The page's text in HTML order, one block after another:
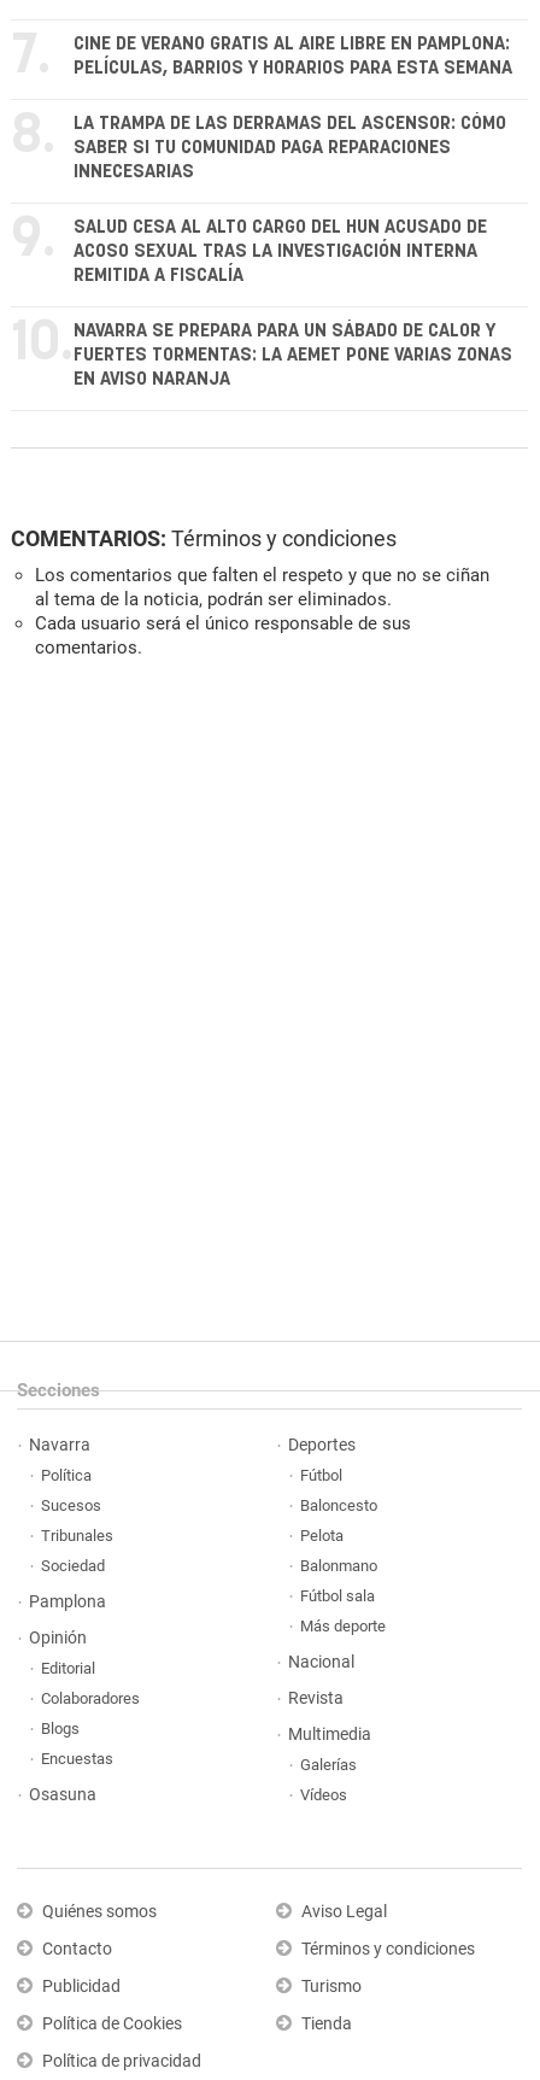
7.
CINE DE VERANO GRATIS AL AIRE LIBRE EN PAMPLONA:
PELÍCULAS, BARRIOS Y HORARIOS PARA ESTA SEMANA
8.
LA TRAMPA DE LAS DERRAMAS DEL ASCENSOR: CÓMO
SABER SI TU COMUNIDAD PAGA REPARACIONES
INNECESARIAS
9.
SALUD CESA AL ALTO CARGO DEL HUN ACUSADO DE
ACOSO SEXUAL TRAS LA INVESTIGACIÓN INTERNA
REMITIDA A FISCALÍA
10. NAVARRA SE PREPARA PARA UN SÁBADO DE CALOR Y
FUERTES TORMENTAS: LA AEMET PONE VARIAS ZONAS
EN AVISO NARANJA
COMENTARIOS: Términos y condiciones
Los comentarios que falten el respeto y que no se ciñan
al tema de la noticia, podrán ser eliminados.
Cada usuario será el único responsable de sus
comentarios.
Secciones
Navarra
Política
Sucesos
Tribunales
Sociedad
Pamplona
Opinión
Editorial
Colaboradores
Blogs
Encuestas
Osasuna
Deportes
Fútbol
Baloncesto
Pelota
Balonmano
Fútbol sala
Más deporte
Nacional
Revista
Multimedia
Galerías
Vídeos
Quiénes somos
Contacto
Publicidad
Política de Cookies
Política de privacidad
Aviso Legal
Términos y condiciones
Turismo
Tienda